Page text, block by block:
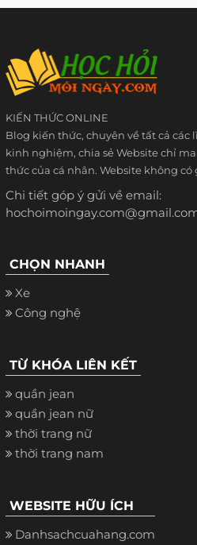
KIẾN THỨC ONLINE
Blog kiến thức, chuyên về tất cả các
kinh nghiệm, chia sẻ Website chỉ
thức của cá nhân. Website không
Chi tiết góp ý gửi về email:
CHỌN NHANH
Xe
Công nghệ
TỪ KHÓA LIÊN KẾT
quần jean
quần jean nữ
thời trang nữ
thời trang nam
WEBSITE HỮU ÍCH
Danhsachcuahang.com